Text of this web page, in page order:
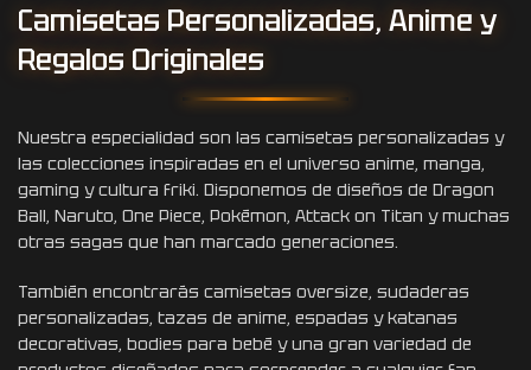
Camisetas Personalizadas, Anime y
Regalos Originales
Nuestra especialidad son las camisetas personalizadas y
las colecciones inspiradas en el universo anime, manga,
gaming y cultura friki. Disponemos de diseños de Dragon
Ball, Naruto, One Piece, Pokémon, Attack on Titan y muchas
otras sagas que han marcado generaciones.
También encontrarás camisetas oversize, sudaderas
personalizadas, tazas de anime, espadas y katanas
decorativas, bodies para bebé y una gran variedad de